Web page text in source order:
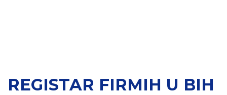
REGISTAR FIRMIH U BIH